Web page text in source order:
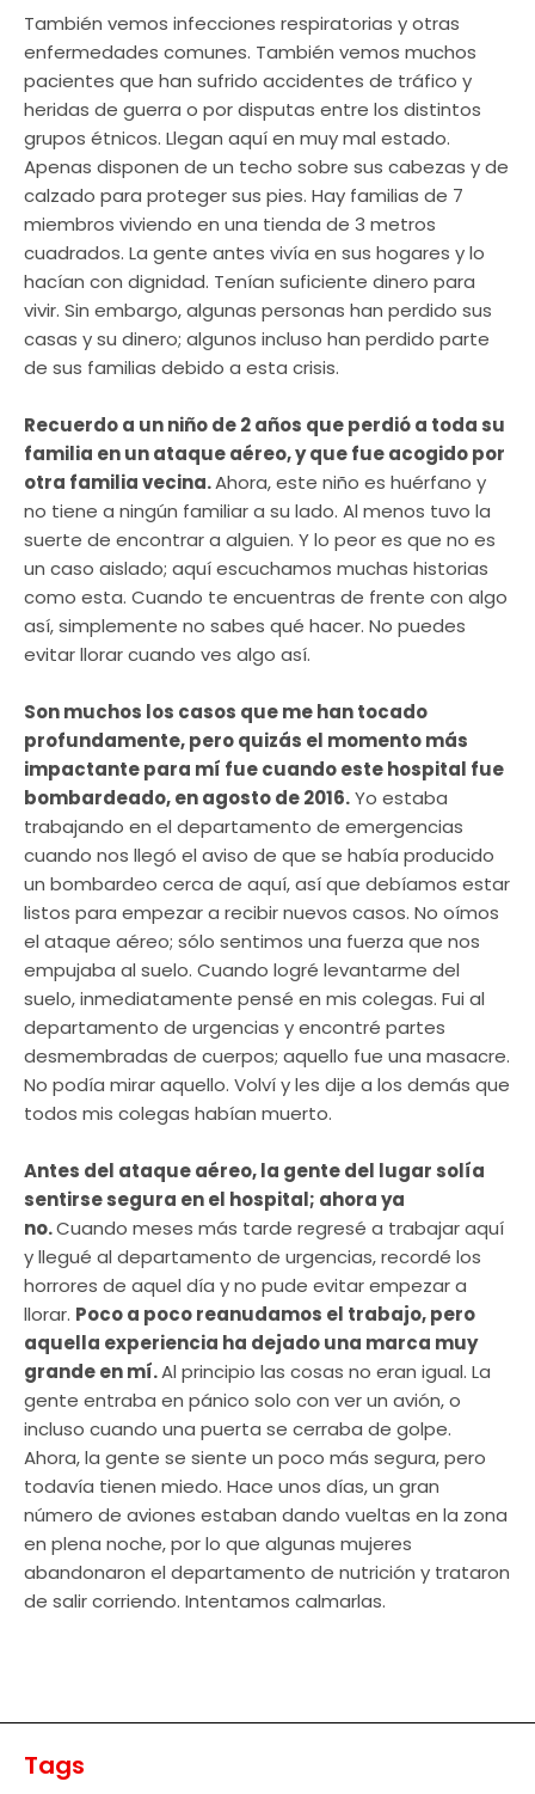
También vemos infecciones respiratorias y otras
enfermedades comunes. También vemos muchos
pacientes que han sufrido accidentes de tráfico y
heridas de guerra o por disputas entre los distintos
grupos étnicos. Llegan aquí en muy mal estado.
Apenas disponen de un techo sobre sus cabezas y de
calzado para proteger sus pies. Hay familias de 7
miembros viviendo en una tienda de 3 metros
cuadrados. La gente antes vivía en sus hogares y lo
hacían con dignidad. Tenían suficiente dinero para
vivir. Sin embargo, algunas personas han perdido sus
casas y su dinero; algunos incluso han perdido parte
de sus familias debido a esta crisis.
Recuerdo a un niño de 2 años que perdió a toda su
familia en un ataque aéreo, y que fue acogido por
otra familia vecina.Ahora, este niño es huérfano y
no tiene a ningún familiar a su lado. Al menos tuvo la
suerte de encontrar a alguien. Y lo peor es que no es
un caso aislado; aquí escuchamos muchas historias
como esta. Cuando te encuentras de frente con algo
así, simplemente no sabes qué hacer. No puedes
evitar llorar cuando ves algo así.
Son muchos los casos que me han tocado
profundamente, pero quizás el momento más
impactante para mí fue cuando este hospital fue
bombardeado, en agosto de 2016.Yo estaba
trabajando en el departamento de emergencias
cuando nos llegó el aviso de que se había producido
un bombardeo cerca de aquí, así que debíamos estar
listos para empezar a recibir nuevos casos. No oímos
el ataque aéreo; sólo sentimos una fuerza que nos
empujaba al suelo. Cuando logré levantarme del
suelo, inmediatamente pensé en mis colegas. Fui al
departamento de urgencias y encontré partes
desmembradas de cuerpos; aquello fue una masacre.
No podía mirar aquello. Volví y les dije a los demás que
todos mis colegas habían muerto.
Antes del ataque aéreo, la gente del lugar solía
sentirse segura en el hospital; ahora ya
no.Cuando meses más tarde regresé a trabajar aquí
y llegué al departamento de urgencias, recordé los
horrores de aquel día y no pude evitar empezar a
llorar. Poco a poco reanudamos el trabajo, pero
aquella experiencia ha dejado una marca muy
grande en mí.Al principio las cosas no eran igual. La
gente entraba en pánico solo con ver un avión, o
incluso cuando una puerta se cerraba de golpe.
Ahora, la gente se siente un poco más segura, pero
todavía tienen miedo. Hace unos días, un gran
número de aviones estaban dando vueltas en la zona
en plena noche, por lo que algunas mujeres
abandonaron el departamento de nutrición y trataron
de salir corriendo. Intentamos calmarlas.
Tags